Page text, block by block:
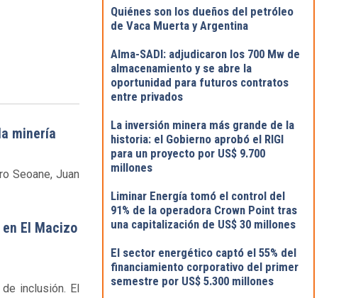
minería
Seoane, Juan
El Macizo
inclusión. El
Quiénes son los dueños del petróleo
de Vaca Muerta y Argentina
Alma-SADI: adjudicaron los 700 Mw de
almacenamiento y se abre la
oportunidad para futuros contratos
entre privados
La inversión minera más grande de la
historia: el Gobierno aprobó el RIGI
para un proyecto por US$ 9.700
millones
Liminar Energía tomó el control del
91% de la operadora Crown Point tras
una capitalización de US$ 30 millones
El sector energético captó el 55% del
financiamiento corporativo del primer
semestre por US$ 5.300 millones